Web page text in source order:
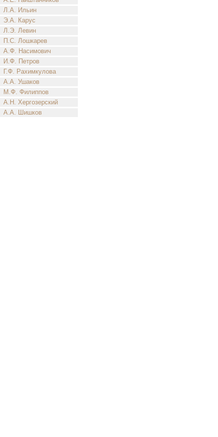
Л.А. Ильин
Э.А. Карус
Л.Э. Левин
П.С. Лошкарев
А.Ф. Насимович
И.Ф. Петров
Г.Ф. Рахимкулова
А.А. Ушаков
М.Ф. Филиппов
А.Н. Хергозерский
А.А. Шишков